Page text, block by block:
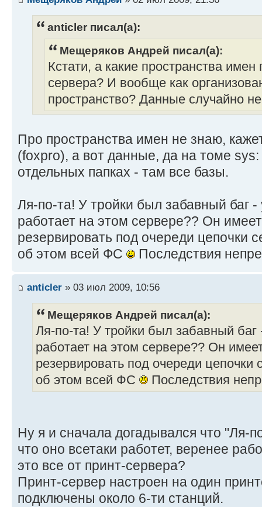
anticler писал(а):
Мещеряков Андрей писал(а):
Кстати, а какие пространства
сервера? И вообще как
пространство? Данные случайно
Про пространства имен не знаю,
(foxpro), а вот данные, да на томе
отдельных папках - там все базы.
Ля-по-та! У тройки был забавный баг -
работает на этом сервере?? Он
резервировать под очереди цепочки
об этом всей ФС
Последствия
anticler » 03 июл 2009, 10:56
Мещеряков Андрей писал(а):
Ля-по-та! У тройки был забавный баг
работает на этом сервере?? Он
резервировать под очереди цепочки
об этом всей ФС
Последствия
Ну я и сначала догадывался что "Ля-
что оно всетаки работет, веренее
это все от принт-сервера?
Принт-сервер настроен на один
подключены около 6-ти станций.